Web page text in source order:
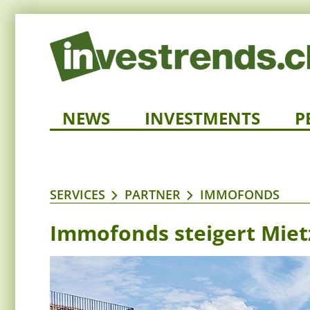
NEWS INVESTMENTS
SERVICES PARTNER IMMOFONDS
Immofonds steigert